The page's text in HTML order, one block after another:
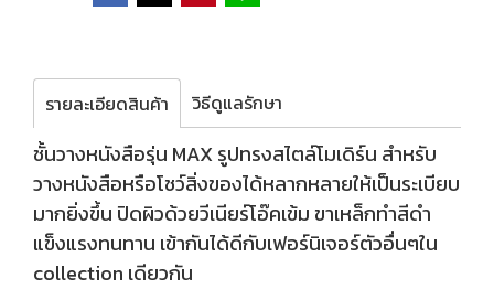
รายละเอียดสินค้า วิธีดูแลรักษา
ชั้นวางหนังสือรุ่น MAX รูปทรงสไตล์โมเดิร์น สำหรับ
วางหนังสือหรือโชว์สิ่งของได้หลากหลายให้เป็นระเบียบ
มากยิ่งขึ้น ปิดผิวด้วยวีเนียร์โอ๊คเข้ม ขาเหล็กทำสีดำ
แข็งแรงทนทาน เข้ากันได้ดีกับเฟอร์นิเจอร์ตัวอื่นๆใน
collection เดียวกัน